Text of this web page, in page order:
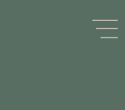
現